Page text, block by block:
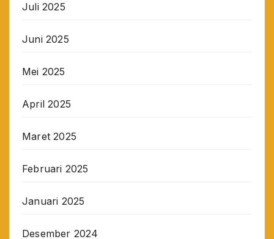
Juli 2025
Juni 2025
Mei 2025
April 2025
Maret 2025
Februari 2025
Januari 2025
Desember 2024